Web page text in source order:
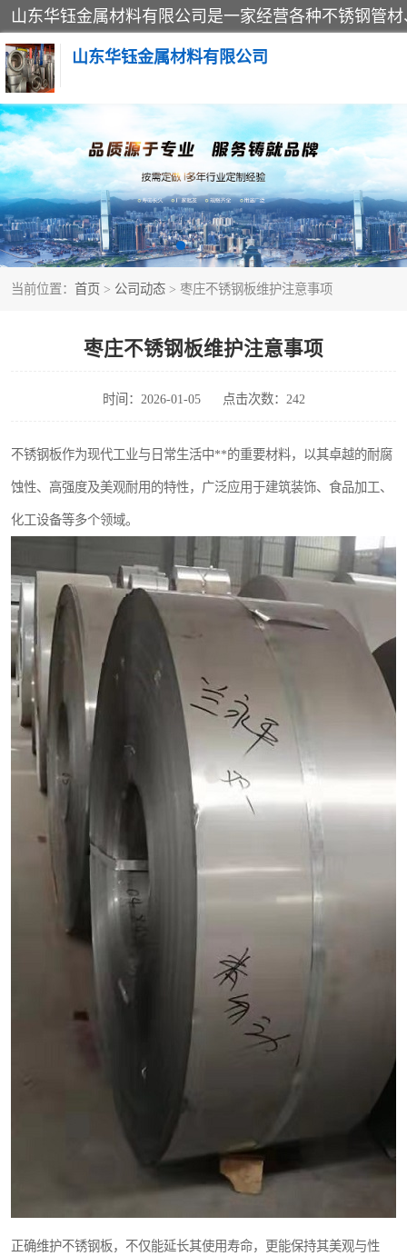
山东华钰金属材料有限公司
当前位置： 首页 > 公司动态 > 枣庄不锈钢板维护注意事项
枣庄不锈钢板维护注意事项
时间：2026-01-05 点击次数：242
不锈钢板作为现代工业与日常生活中**的重要材料，以其卓越的耐腐
蚀性、高强度及美观耐用的特性，广泛应用于建筑装饰、食品加工、
化工设备等多个领域。
正确维护不锈钢板，不仅能延长其使用寿命，更能保持其美观与性
不锈钢管
管件标准件
不锈钢人孔
不锈钢角钢
不锈钢板